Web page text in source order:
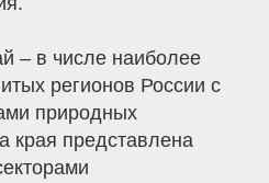
– в числе наиболее
регионов России с
природных
края представлена